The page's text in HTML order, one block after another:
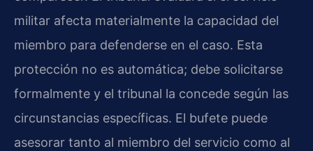
militar afecta materialmente la capacidad del
miembro para defenderse en el caso. Esta
protección no es automática; debe solicitarse
formalmente y el tribunal la concede según las
circunstancias específicas. El bufete puede
asesorar tanto al miembro del servicio como al